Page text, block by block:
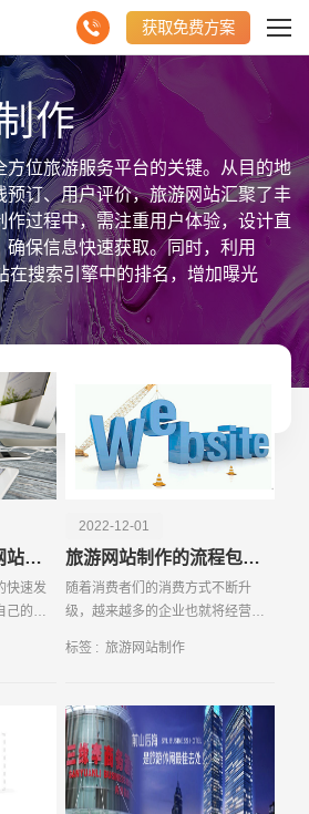
获取免费方案
作
方位旅游服务平台的关键。从目的地
预订、用户评价，旅游网站汇聚了丰
作过程中，需注重用户体验，设计直
保信息快速获取。同时，利用
在搜索引擎中的排名，增加曝光
询等实用功能，为用户提供便捷服
的安全性与稳定性，保障用户数据
信息展示窗口，更是促进旅游消费、
道。通过持续更新内容、优化功能，
更加全面、便捷的旅游服务体验。
易百讯建站：旅游网站应该如何制作
速发
的网
站，
2022-12-01
旅游网站制作的流程包括哪些内容
随着消费者们的消费方式不断升
级，越来越多的企业也就将经营的
对于很多喜爱网络购物的消费者，
建设Web网站，以此来提
标签 : 旅游网站制作